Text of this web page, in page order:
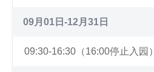
09月01日-12月31日
09:30-16:30（16:00停止入园）